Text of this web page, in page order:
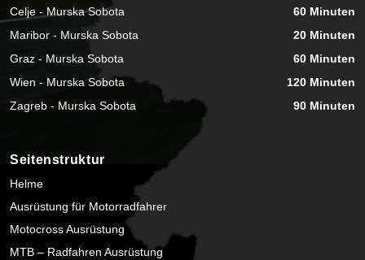
Celje - Murska Sobota
60 Minuten
Maribor - Murska Sobota
20 Minuten
Graz - Murska Sobota
60 Minuten
Wien - Murska Sobota
120 Minuten
Zagreb - Murska Sobota
90 Minuten
Seitenstruktur
Helme
Ausrüstung für Motorradfahrer
Motocross Ausrüstung
MTB – Radfahren Ausrüstung